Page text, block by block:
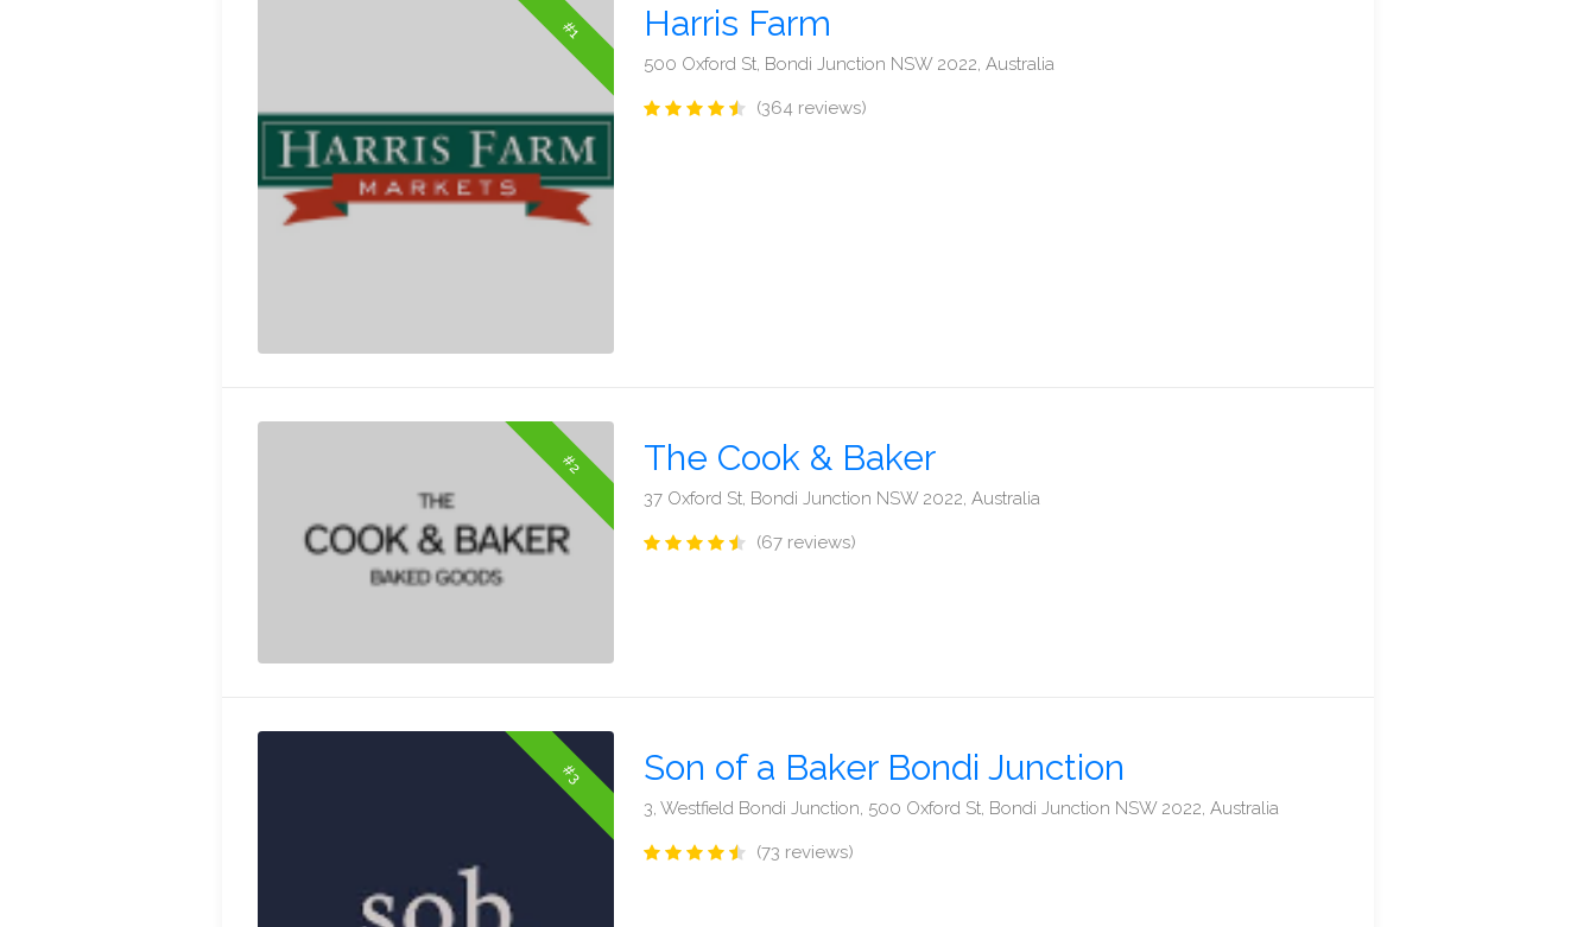
#1 Harris Farm
500 Oxford St, Bondi Junction NSW 2022, Australia
(364 reviews)
#2 The Cook & Baker
37 Oxford St, Bondi Junction NSW 2022, Australia
(67 reviews)
#3 Son of a Baker Bondi Junction
3, Westfield Bondi Junction, 500 Oxford St, Bondi Junction NSW 2022, Australia
(73 reviews)